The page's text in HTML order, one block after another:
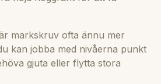
markskruv ofta ännu mer
kan jobba med nivåerna punkt
gjuta eller flytta stora